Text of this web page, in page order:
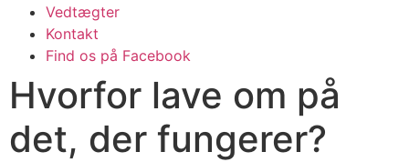
Vedtægter
Kontakt
Find os på Facebook
Hvorfor lave om på
det, der fungerer?